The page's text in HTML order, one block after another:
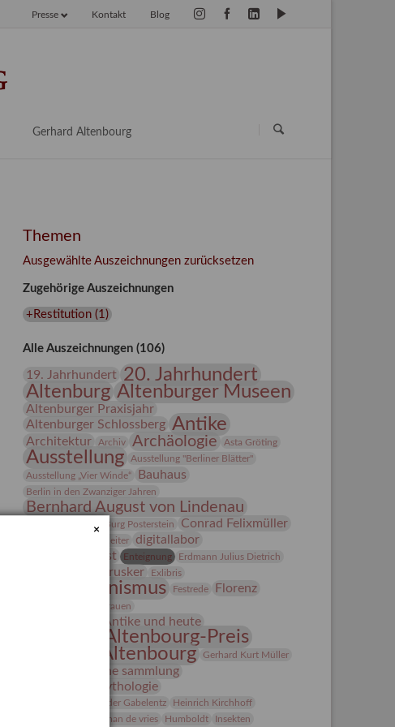
Blog
Kontakt
Presse
Gerhard Altenbourg
Themen
Ausgewählte Auszeichnungen zurücksetzen
Zugehörige Auszeichnungen
+Restitution(1 )
Alle Auszeichnungen (106)
19. Jahrhundert 20. Jahrhundert
Altenburg Altenburger Museen
Altenburger Praxisjahr
Altenburger Schlossberg Antike
Architektur Archiv Archäologie Asta Gröting
Ausstellung
Ausstellung "Berliner Blätter"
Ausstellung „Vier Winde“
Bauhaus
Berlin in den Zwanziger Jahren
Bernhard August von Lindenau
Bibliothek
Burg Posterstein Conrad Felixmüller
Der Blaue Reiter
digitallabor
Entartete Kunst
Enteignung
Erdmann Julius Dietrich
estrusker Exlibris
Expressionismus Festrede Florenz
frauen
Frauen in der Antike und heute
Gerhard-Altenbourg-Preis
Gerhard Altenbourg
Gerhard Kurt Müller
grafische sammlung
griechische Mythologie
Hanns-Conon von der Gabelentz Heinrich Kirchhoff
herman de vries Humboldt
Insekten
×